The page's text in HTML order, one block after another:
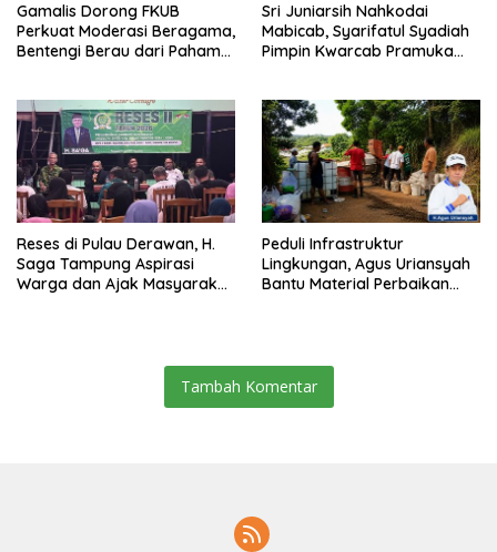
Gamalis Dorong FKUB
Perkuat Moderasi Beragama,
Bentengi Berau dari Paham
Sri Juniarsih Nahkodai
Mabicab, Syarifatul Syadiah
Pimpin Kwarcab Pramuka
Reses di Pulau Derawan, H.
Saga Tampung Aspirasi
Warga dan Ajak Masyarakat
Peduli Infrastruktur
Lingkungan, Agus Uriansyah
Bantu Material Perbaikan
Tambah Komentar